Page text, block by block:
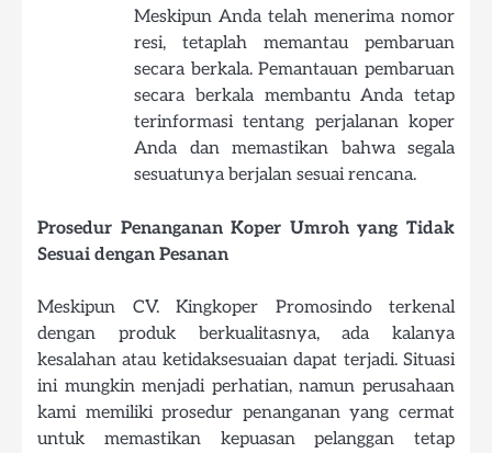
Meskipun Anda telah menerima nomor
resi, tetaplah memantau pembaruan
secara berkala. Pemantauan pembaruan
secara berkala membantu Anda tetap
terinformasi tentang perjalanan koper
Anda dan memastikan bahwa segala
sesuatunya berjalan sesuai rencana.
Prosedur Penanganan Koper Umroh yang Tidak
Sesuai dengan Pesanan
Meskipun CV. Kingkoper Promosindo terkenal
dengan produk berkualitasnya, ada kalanya
kesalahan atau ketidaksesuaian dapat terjadi. Situasi
ini mungkin menjadi perhatian, namun perusahaan
kami memiliki prosedur penanganan yang cermat
untuk memastikan kepuasan pelanggan tetap